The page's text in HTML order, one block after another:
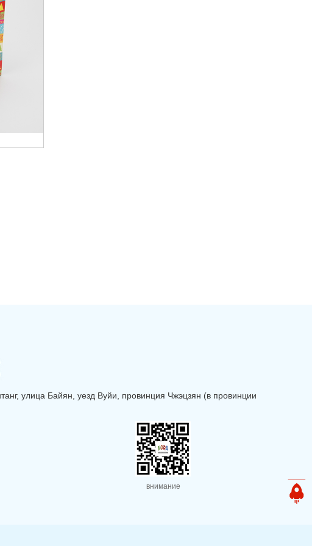
улица Байян, уезд Вуйи, провинция Чжэцзян (в провинции
внимание